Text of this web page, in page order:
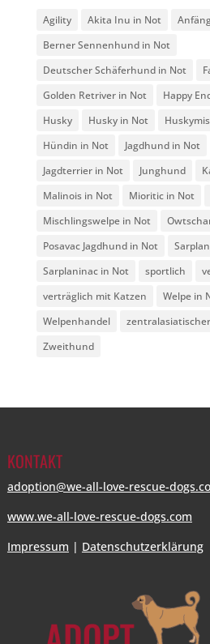
Agility Akita Inu in Not
Berner Sennenhund in Not
Deutscher Schäferhund in Not
Golden Retriver in Not
Happy
Husky
Husky in Not
Hündin in Not
Jagdhund in Not
Jagdterrier in Not
Junghund
Malinois in Not
Mioritic in Not
Mischlingswelpe in Not
Posavac Jagdhund in Not
Sarplaninac in Not
sportlich
verträglich mit Katzen
Welpe in
Welpenhandel
Zweithund
KONTAKT
adoption@we-all-love-rescue-
www.we-all-love-rescue-dogs.com
Impressum | Datenschutzerklärung